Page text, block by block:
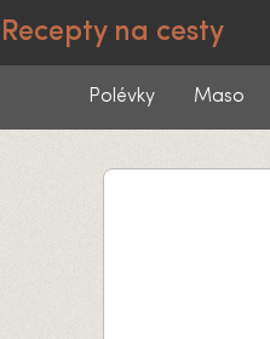
Recepty na cesty
Polévky Maso